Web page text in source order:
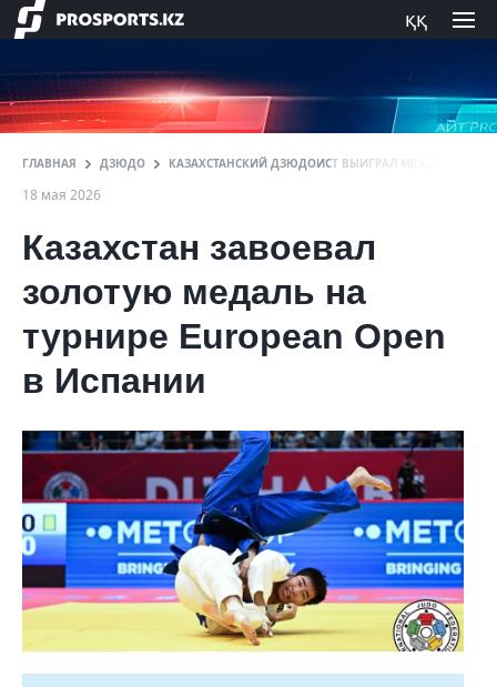
ққ
ГЛАВНАЯ ДЗЮДО КАЗАХСТАНСКИЙ ДЗЮДОИСТ ВЫИГРАЛ
18 мая 2026
Казахстан завоевал
золотую медаль на
турнире European Open
в Испании